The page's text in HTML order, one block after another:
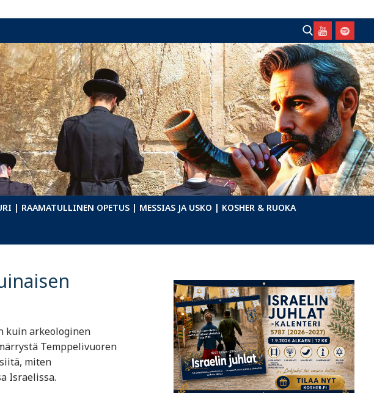
Hae:
| RAAMATULLINEN OPETUS | MESSIAS JA USKO | KOSHER & RUOKA
kuin arkeologinen
Temppelivuoren
miten
Israelissa.